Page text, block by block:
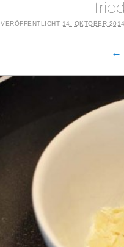
VERÖFFENTLICHT 14. OKTOBER
←